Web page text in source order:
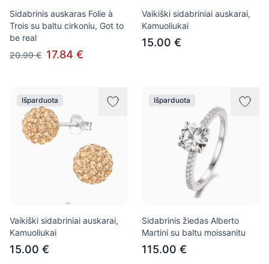
Sidabrinis auskaras Folie à
Trois su baltu cirkoniu, Got to
be real
20.99 € 17.84 €
Vaikiški sidabriniai auskarai,
Kamuoliukai
15.00 €
Išparduota
Vaikiški sidabriniai auskarai,
Kamuoliukai
15.00 €
Išparduota
Sidabrinis žiedas Alberto
Martini su baltu moissanitu
115.00 €